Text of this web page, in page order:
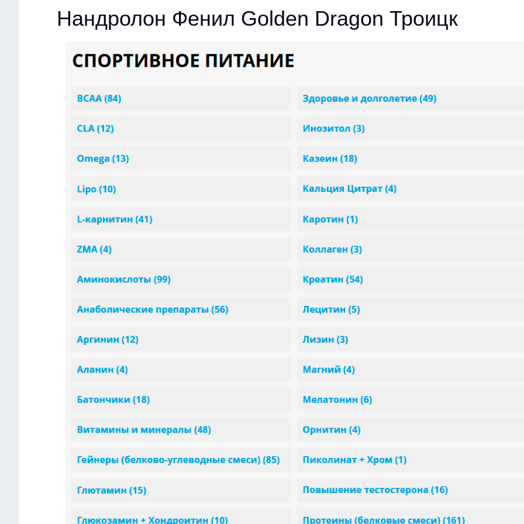
Нандролон Фенил Golden Dragon Троицк